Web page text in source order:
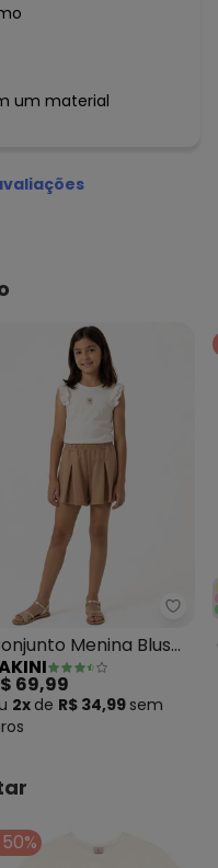
um material
- Conjunto Menina em
Menina Blusa
Shorts Bege
69,99
2x de R$ 34,99 sem